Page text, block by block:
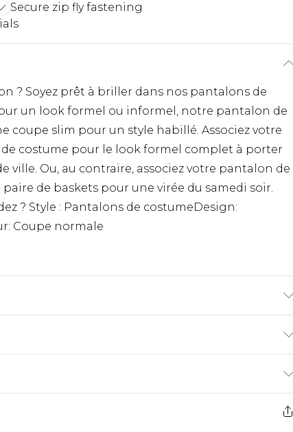
Secure zip fly fastening
? Soyez prêt à briller dans nos pantalons de
un look formel ou informel, notre pantalon de
coupe slim pour un style habillé. Associez votre
costume pour le look formel complet à porter
ville. Ou, au contraire, associez votre pantalon de
de baskets pour une virée du samedi soir.
? Style : Pantalons de costumeDesign:
Coupe normale
€9.99
€18.99